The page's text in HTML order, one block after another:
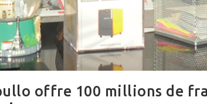
offre 100 millions de